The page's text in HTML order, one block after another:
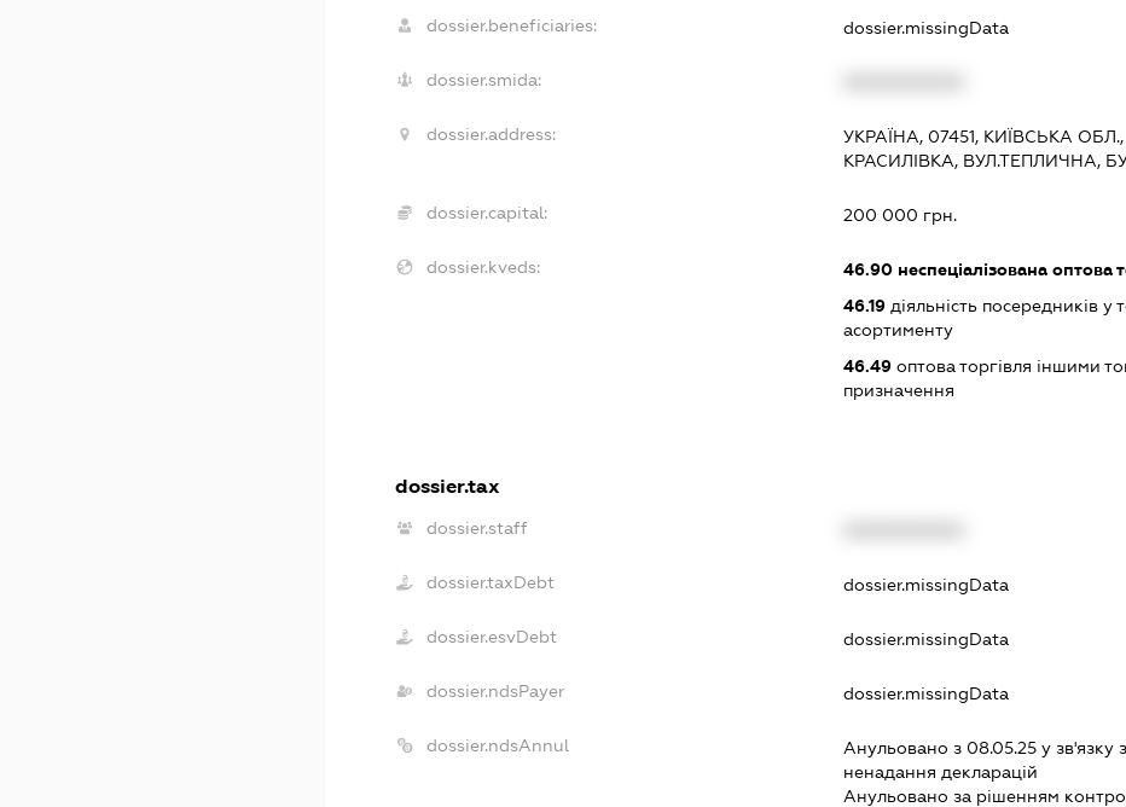
dossier.beneficiaries: dossier.missingData
dossier.smida:
dossier.address:
УКРАЇНА, 07451, КИЇВСЬКА
КРАСИЛІВКА, ВУЛ.ТЕПЛИЧНА,
dossier.capital: 200 000 грн.
dossier.kveds: 46.90 неспеціалізована оптова
46.19 діяльність посередників
асортименту
46.49 оптова торгівля іншими
призначення
dossier.tax
dossier.staff
dossier.taxDebt dossier.missingData
dossier.esvDebt dossier.missingData
dossier.ndsPayer dossier.missingData
dossier.ndsAnnul Анульовано з 08.05.25 у зв'язку
ненадання декларацiй
Анульовано за рiшенням